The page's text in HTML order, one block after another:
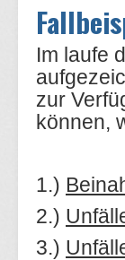
Im laufe
zur
können,
1.)
2.)
3.)